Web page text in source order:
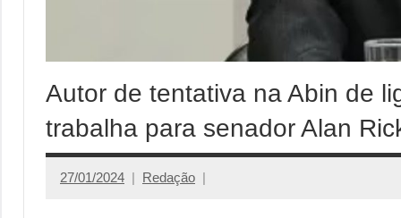
Autor de tentativa na Abin de
trabalha para senador Alan
27/01/2024 Redação